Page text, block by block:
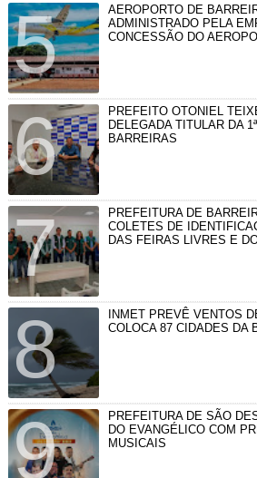
AEROPORTO DE
ADMINISTRADO PELA
CONCESSÃO DO
PREFEITO OTONIEL
DELEGADA TITULAR DA
BARREIRAS
PREFEITURA DE
COLETES DE
DAS FEIRAS LIVRES E
INMET PREVÊ VENTOS
COLOCA 87 CIDADES DA
PREFEITURA DE SÃO
DO EVANGÉLICO COM
MUSICAIS